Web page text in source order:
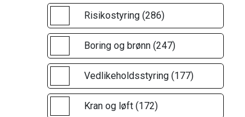
Risikostyring (286)
Boring og brønn (247)
Vedlikeholdsstyring (177)
Kran og løft (172)